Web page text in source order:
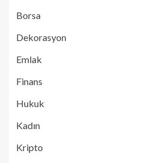
Borsa
Dekorasyon
Emlak
Finans
Hukuk
Kadın
Kripto